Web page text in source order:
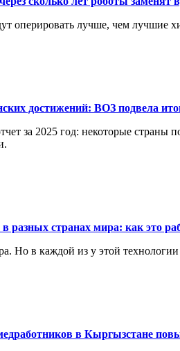
оперировать лучше, чем лучшие
достижений: ВОЗ подвела
за 2025 год: некоторые
разных странах мира: как это
в каждой из у этой технологии
в Кыргызстане